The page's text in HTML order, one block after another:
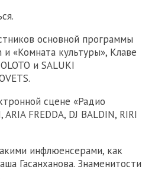
основной программы
«Комната культуры», Клаве
и SALUKI
сцене «Радио
FREDDA, DJ BALDIN, RIRI
инфлюенсерами, как
Гасанханова. Знаменитости